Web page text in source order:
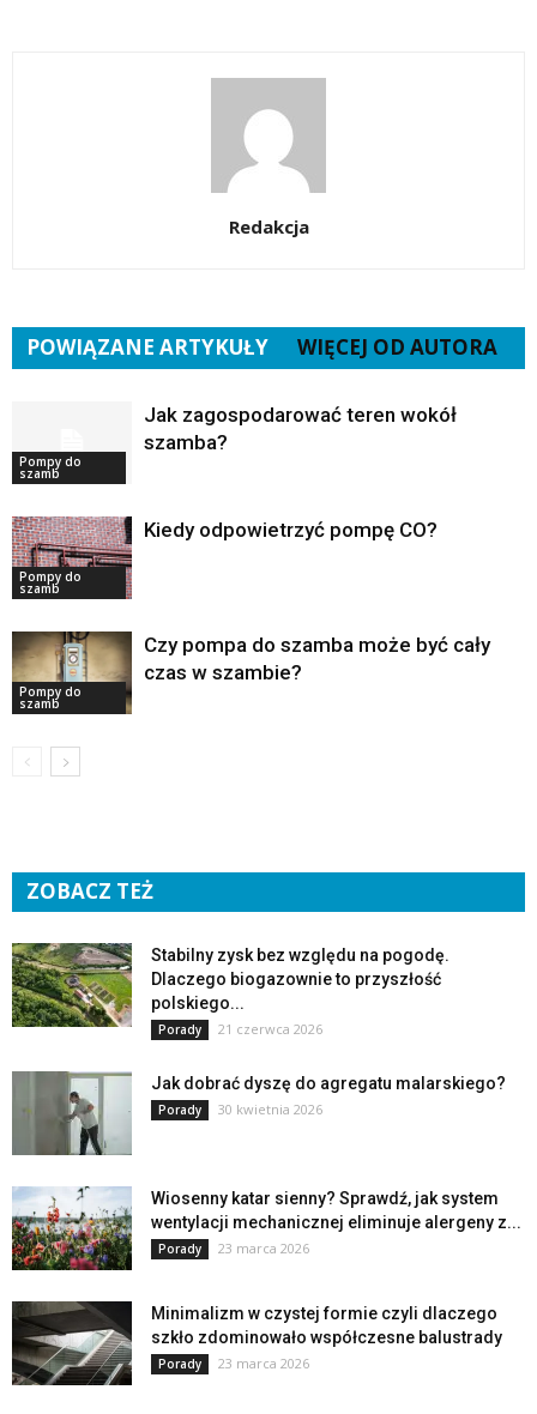
Redakcja
POWIĄZANE ARTYKUŁY WIĘCEJ OD AUTORA
Pompy do
szamb
Jak zagospodarować teren wokół
szamba?
Pompy do
szamb
Kiedy odpowietrzyć pompę CO?
Pompy do
szamb
Czy pompa do szamba może być cały
czas w szambie?
ZOBACZ TEŻ
Stabilny zysk bez względu na pogodę.
Dlaczego biogazownie to przyszłość
polskiego...
Porady 21 czerwca 2026
Jak dobrać dyszę do agregatu malarskiego?
Porady 30 kwietnia 2026
Wiosenny katar sienny? Sprawdź, jak system
wentylacji mechanicznej eliminuje alergeny z...
Porady 23 marca 2026
Minimalizm w czystej formie czyli dlaczego
szkło zdominowało współczesne balustrady
Porady 23 marca 2026